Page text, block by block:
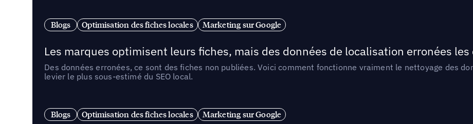
Blogs Optimisation des fiches locales Marketing sur Google
Les marques optimisent leurs fiches, mais des données de localisation erronées
Des données erronées, ce sont des fiches non publiées. Voici comment fonctionne vraiment le nettoyage des
levier le plus sous-estimé du SEO local.
Blogs Optimisation des fiches locales Marketing sur Google